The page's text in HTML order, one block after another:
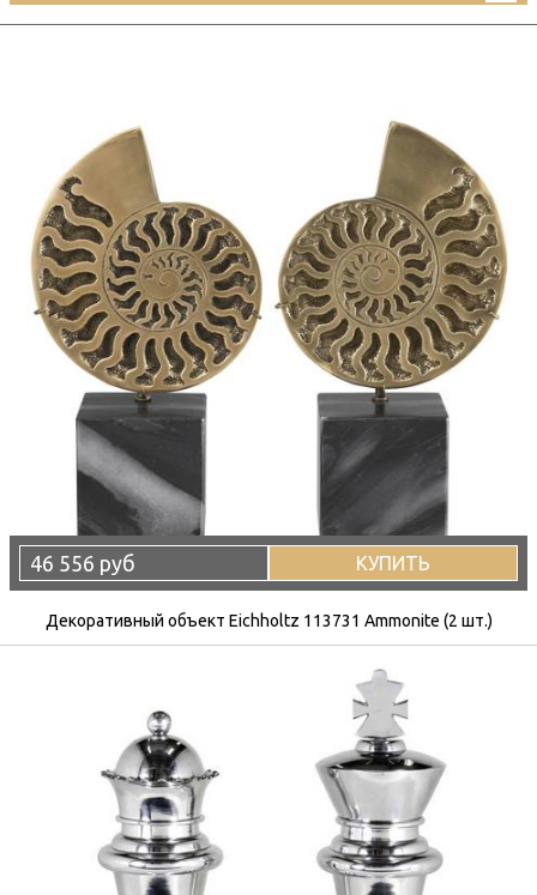
46 556 руб КУПИТЬ
Декоративный объект Eichholtz 113731 Ammonite (2 шт.)